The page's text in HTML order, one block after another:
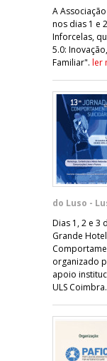
A
nos dias 1 e
Inforcelas,
5.0:
Familiar". ler
do Luso -
Dias 1, 2 e 3
Grande
organizado
apoio
ULS Coimbra.